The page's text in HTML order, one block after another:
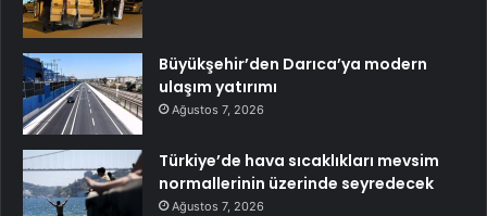
Büyükşehir’den Darıca’ya modern
ulaşım yatırımı
Ağustos 7, 2026
Türkiye’de hava sıcaklıkları mevsim
normallerinin üzerinde seyredecek
Ağustos 7, 2026